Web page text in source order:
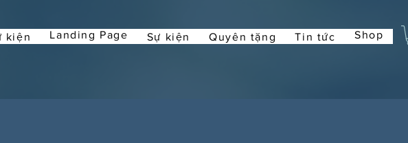
kiện Landing Page Sự kiện Quyên tặng Tin tức Shop